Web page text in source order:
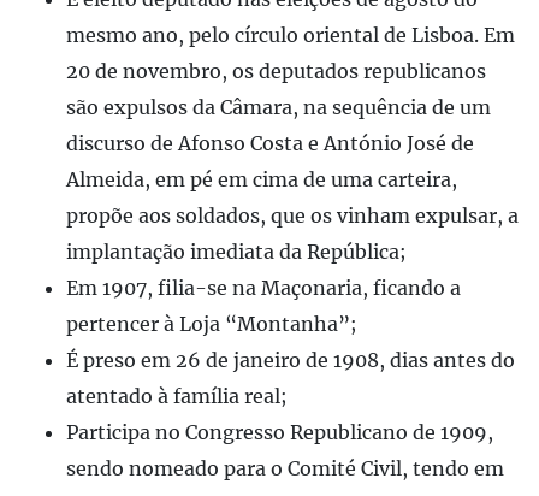
mesmo ano, pelo círculo oriental de Lisboa. Em
20 de novembro, os deputados republicanos
são expulsos da Câmara, na sequência de um
discurso de Afonso Costa e António José de
Almeida, em pé em cima de uma carteira,
propõe aos soldados, que os vinham expulsar, a
implantação imediata da República;
Em 1907, filia-se na Maçonaria, ficando a
pertencer à Loja “Montanha”;
É preso em 26 de janeiro de 1908, dias antes do
atentado à família real;
Participa no Congresso Republicano de 1909,
sendo nomeado para o Comité Civil, tendo em